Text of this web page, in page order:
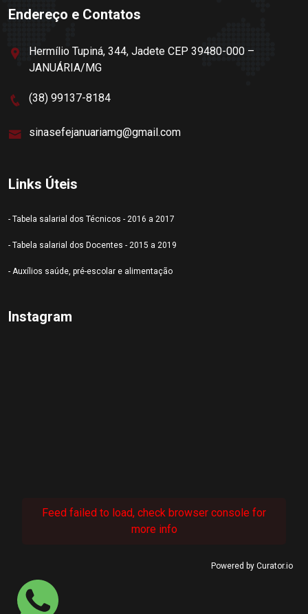
Endereço e Contatos
Hermílio Tupiná, 344, Jadete CEP 39480-000 –
JANUÁRIA/MG
(38) 99137-8184
sinasefejanuariamg@gmail.com
Links Úteis
- Tabela salarial dos Técnicos - 2016 a 2017
- Tabela salarial dos Docentes - 2015 a 2019
- Auxílios saúde, pré-escolar e alimentação
Instagram
Feed failed to load, check browser console for
more info
Powered by Curator.io